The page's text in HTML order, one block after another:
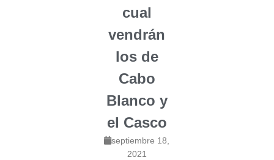
cual
vendrán
los de
Cabo
Blanco y
el Casco
septiembre 18,
2021